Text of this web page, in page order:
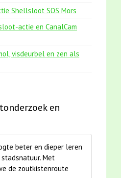
Shellsloot SOS Mors
actie en CanalCam
visdeurbel en zen als
en
beter en dieper leren
Met
de zoutkistenroute